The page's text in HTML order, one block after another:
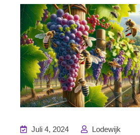
Juli 4, 2024
Lodewijk